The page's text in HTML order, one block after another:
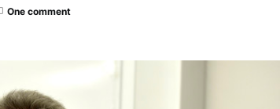
One comment